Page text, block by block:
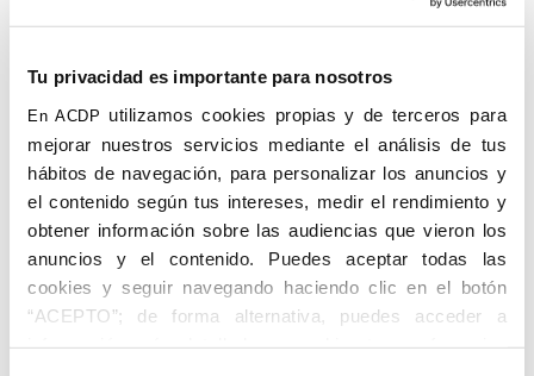
Tu privacidad es importante para nosotros
En ACDP utilizamos cookies propias y de terceros para
mejorar nuestros servicios mediante el análisis de tus
hábitos de navegación, para personalizar los anuncios y
el contenido según tus intereses, medir el rendimiento y
obtener información sobre las audiencias que vieron los
anuncios y el contenido. Puedes aceptar todas las
cookies y seguir navegando haciendo clic en el botón
“ACEPTO”; de forma alternativa, puedes acceder a
información más detallada y cambiar tus preferencias
El próximo miércoles, 19 de mayo, finaliza el ciclo “Eutanasia
desde un punto de vista médico-jurídico”. En este cuarto y último
‘¿Qué puede hacer un jurista frente a la ley de la
Intervienen: Segismundo Álvarez Royo-Villanova, notario;
Gonzalo Ulloa Lapetra, Abogado vicepresidente de la
Asociación Queremos y Patrono de la Fundación Valores y
Sociedad, Patricia Santos Rodríguez, Profesora Titular de
Filosofía Política y del Derecho y Pablo Velasco, Secretario
Nacional de Comunicación de la Asociación Católica de
Propagandistas.
ENLACE DE CONEXIÓN: https://fusp-